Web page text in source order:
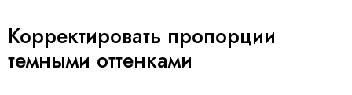
Корректировать пропорции
темными оттенками